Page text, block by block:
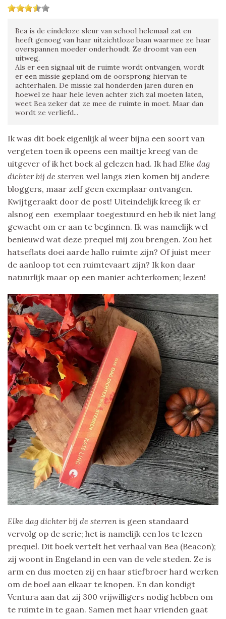
Bea is de eindeloze sleur van school helemaal zat en
heeft genoeg van haar uitzichtloze baan waarmee ze haar
overspannen moeder onderhoudt. Ze droomt van een
uitweg.
Als er een signaal uit de ruimte wordt ontvangen, wordt
er een missie gepland om de oorsprong hiervan te
achterhalen. De missie zal honderden jaren duren en
hoewel ze haar hele leven achter zich zal moeten laten,
weet Bea zeker dat ze mee de ruimte in moet. Maar dan
wordt ze verliefd...
Ik was dit boek eigenlijk al weer bijna een soort van
vergeten toen ik opeens een mailtje kreeg van de
uitgever of ik het boek al gelezen had. Ik had Elke dag
dichter bij de sterren wel langs zien komen bij andere
bloggers, maar zelf geen exemplaar ontvangen.
Kwijtgeraakt door de post! Uiteindelijk kreeg ik er
alsnog een exemplaar toegestuurd en heb ik niet lang
gewacht om er aan te beginnen. Ik was namelijk wel
benieuwd wat deze prequel mij zou brengen. Zou het
hatseflats doei aarde hallo ruimte zijn? Of juist meer
de aanloop tot een ruimtevaart zijn? Ik kon daar
natuurlijk maar op een manier achterkomen; lezen!
Elke dag dichter bij de sterren is geen standaard
vervolg op de serie; het is namelijk een los te lezen
prequel. Dit boek vertelt het verhaal van Bea (Beacon);
zij woont in Engeland in een van de vele steden. Ze is
arm en dus moeten zij en haar stiefbroer hard werken
om de boel aan elkaar te knopen. En dan kondigt
Ventura aan dat zij 300 vrijwilligers nodig hebben om
te ruimte in te gaan. Samen met haar vrienden gaat